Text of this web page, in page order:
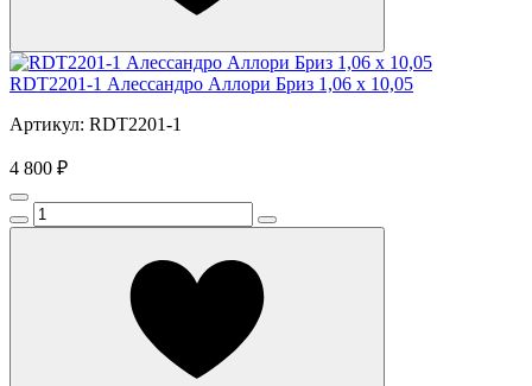
RDT2201-1 Алессандро Аллори Бриз 1,06 x 10,05
Артикул: RDT2201-1
4 800 ₽